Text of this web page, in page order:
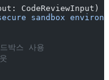
CodeReviewInput)
sandbox
박스 사용